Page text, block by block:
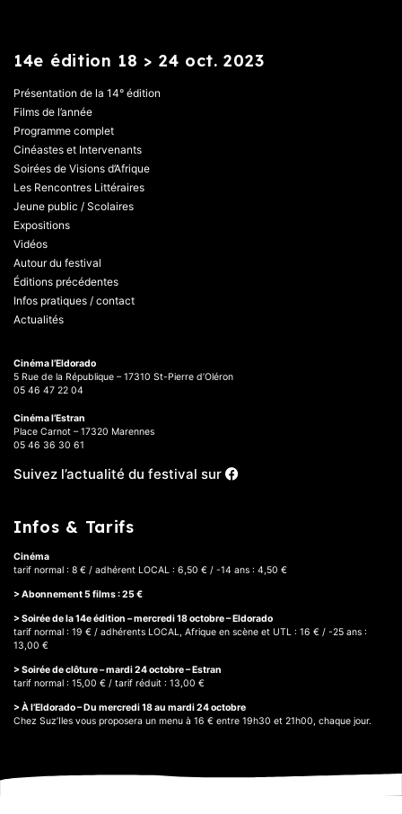
14e édition 18 > 24 oct. 2023
Présentation de la 14° édition
Films de l’année
Programme complet
Cinéastes et Intervenants
Soirées de Visions d’Afrique
Les Rencontres Littéraires
Jeune public / Scolaires
Expositions
Vidéos
Autour du festival
Éditions précédentes
Infos pratiques / contact
Actualités
Cinéma l’Eldorado
5 Rue de la République – 17310 St-Pierre d’Oléron
05 46 47 22 04
Cinéma l’Estran
Place Carnot – 17320 Marennes
05 46 36 30 61
Suivez l’actualité du festival sur
Infos & Tarifs
Cinéma
tarif normal : 8 € / adhérent LOCAL : 6,50 € / -14 ans : 4,50 €
> Abonnement 5 films : 25 €
> Soirée de la 14e édition – mercredi 18 octobre – Eldorado
tarif normal : 19 € / adhérents LOCAL, Afrique en scène et UTL : 16 € / -25 ans :
13,00 €
> Soirée de clôture – mardi 24 octobre – Estran
tarif normal : 15,00 € / tarif réduit : 13,00 €
> À l’Eldorado – Du mercredi 18 au mardi 24 octobre
Chez Suz’Iles vous proposera un menu à 16 € entre 19h30 et 21h00, chaque jour.